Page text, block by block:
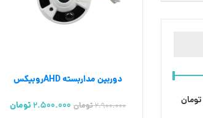
اطلاعات بیشتر
دوربین مداربسته AHDروبیکس
2.900.000تومان 2.500.000تومان